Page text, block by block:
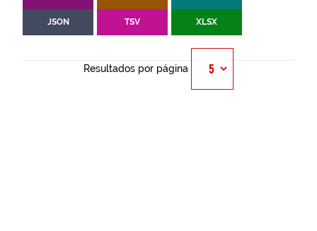
JSON TSV XLSX
Resultados por página